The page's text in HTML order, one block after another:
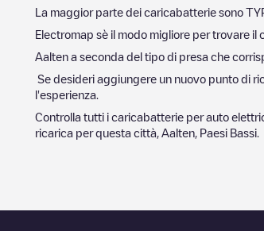
La maggior parte dei caricabatterie sono
Electromap sè il modo migliore per trovare
Aalten a seconda del tipo di presa che
Se desideri aggiungere un nuovo punto di
l'esperienza.
Controlla tutti i caricabatterie per auto
ricarica per questa città, Aalten Paesi Bassi